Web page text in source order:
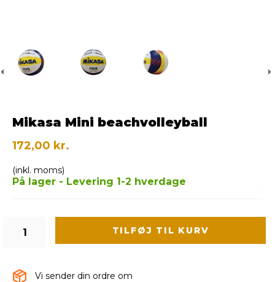
Mikasa Mini beachvolleyball
172,00 kr.
(inkl. moms)
På lager - Levering 1-2 hverdage
TILFØJ TIL KURV
Vi sender din ordre om